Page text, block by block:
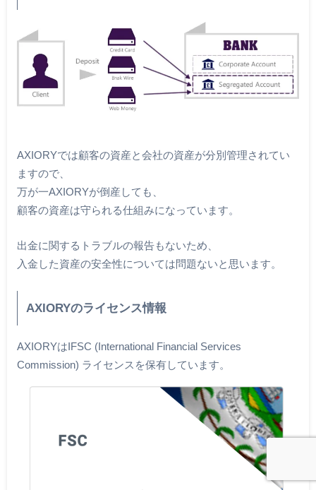
AXIORYでは顧客の資産と会社の資産が分別管理されてい
ますので、
万が一AXIORYが倒産しても、
顧客の資産は守られる仕組みになっています。
出金に関するトラブルの報告もないため、
入金した資産の安全性については問題ないと思います。
AXIORYのライセンス情報
AXIORYはIFSC (International Financial Services
Commission) ライセンスを保有しています。